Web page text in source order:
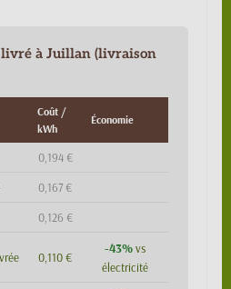
à Juillan (livraison
Coût /
kWh
Économie
0,194 €
0,167 €
0,126 €
0,110 €
-43%vs
électricité